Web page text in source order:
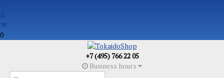
0
+7 (495) 766 22 05
Business hours